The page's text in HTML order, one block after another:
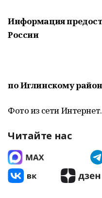
Информация
России
по Иглинскому
Фото из сети Интернет.
Читайте нас